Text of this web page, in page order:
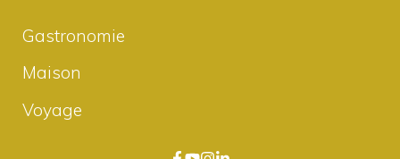
Gastronomie
Maison
Voyage